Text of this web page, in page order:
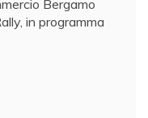
Bergamo
in programma